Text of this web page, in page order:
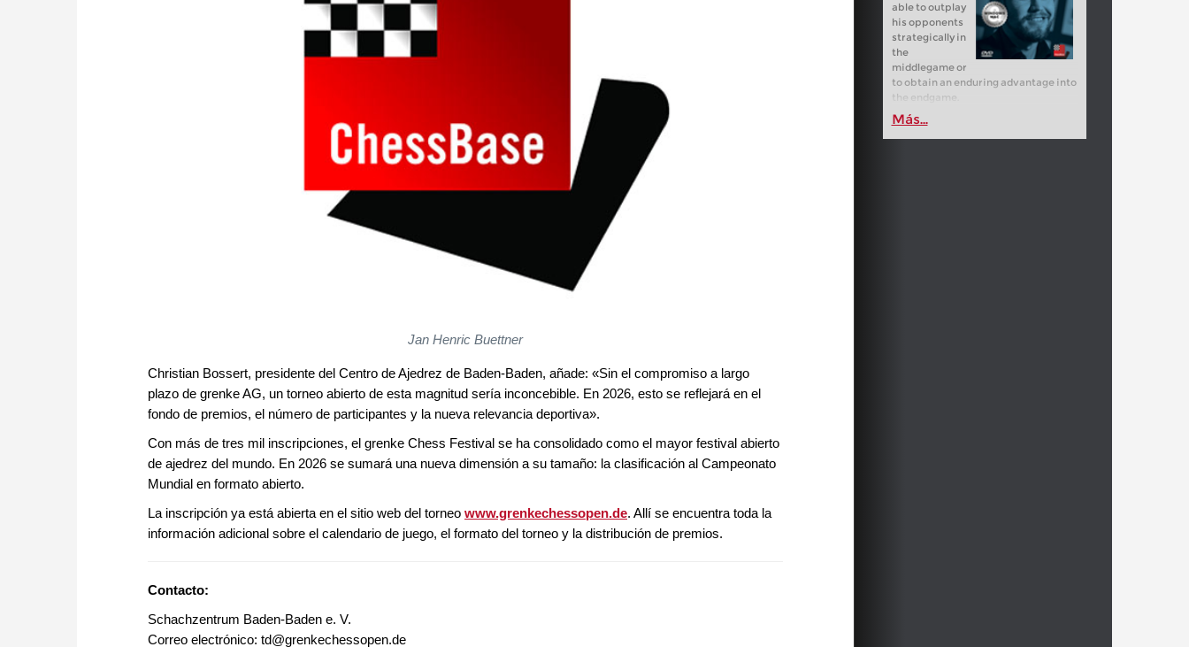
able to outplay
his opponents
strategically in
the
middlegame or
to obtain an enduring advantage into
the endgame.
Más...
Jan Henric Buettner
Christian Bossert, presidente del Centro de Ajedrez de Baden-Baden, añade: «Sin el compromiso a largo
plazo de grenke AG, un torneo abierto de esta magnitud sería inconcebible. En 2026, esto se reflejará en el
fondo de premios, el número de participantes y la nueva relevancia deportiva».
Con más de tres mil inscripciones, el grenke Chess Festival se ha consolidado como el mayor festival abierto
de ajedrez del mundo. En 2026 se sumará una nueva dimensión a su tamaño: la clasificación al Campeonato
Mundial en formato abierto.
La inscripción ya está abierta en el sitio web del torneo www.grenkechessopen.de. Allí se encuentra toda la
información adicional sobre el calendario de juego, el formato del torneo y la distribución de premios.
Contacto:
Schachzentrum Baden-Baden e. V.
Correo electrónico: td@grenkechessopen.de